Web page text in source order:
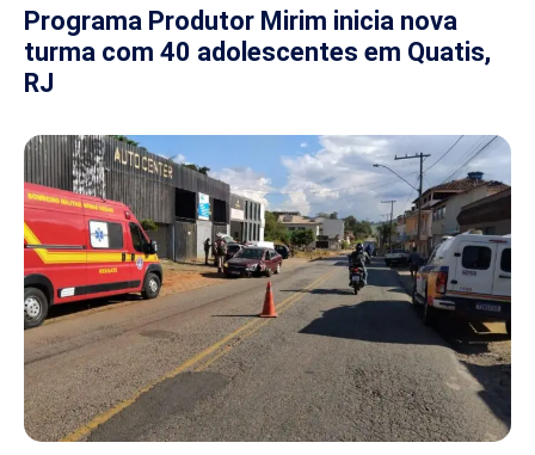
Programa Produtor Mirim inicia nova
turma com 40 adolescentes em Quatis,
RJ